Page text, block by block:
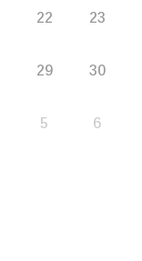
22 23
29 30
5 6